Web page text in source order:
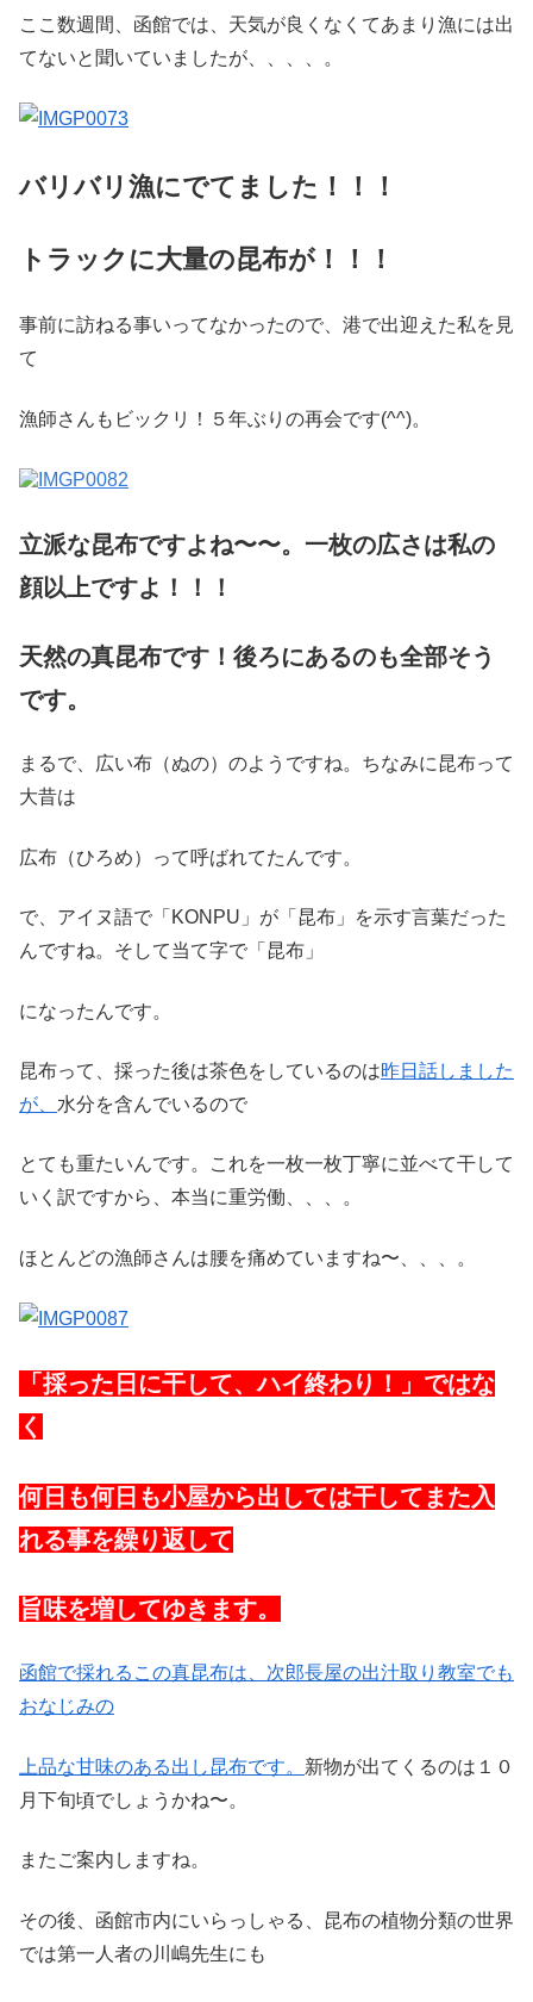
ここ数週間、函館では、天気が良くなくてあまり漁には出
てないと聞いていましたが、、、、。
バリバリ漁にでてました！！！
トラックに大量の昆布が！！！
事前に訪ねる事いってなかったので、港で出迎えた私を見
て
漁師さんもビックリ！５年ぶりの再会です(^^)。
立派な昆布ですよね〜〜。一枚の広さは私の
顔以上ですよ！！！
天然の真昆布です！後ろにあるのも全部そう
です。
まるで、広い布（ぬの）のようですね。ちなみに昆布って
大昔は
広布（ひろめ）って呼ばれてたんです。
で、アイヌ語で「KONPU」が「昆布」を示す言葉だった
んですね。そして当て字で「昆布」
になったんです。
昆布って、採った後は茶色をしているのは昨日話しました
が、 水分を含んでいるので
とても重たいんです。これを一枚一枚丁寧に並べて干して
いく訳ですから、本当に重労働、、、。
ほとんどの漁師さんは腰を痛めていますね〜、、、。
「採った日に干して、ハイ終わり！」ではな
く
何日も何日も小屋から出しては干してまた入
れる事を繰り返して
旨味を増してゆきます。
函館で採れるこの真昆布は、次郎長屋の出汁取り教室でも
おなじみの
上品な甘味のある出し昆布です。 新物が出てくるのは１０
月下旬頃でしょうかね〜。
またご案内しますね。
その後、函館市内にいらっしゃる、昆布の植物分類の世界
では第一人者の川嶋先生にも